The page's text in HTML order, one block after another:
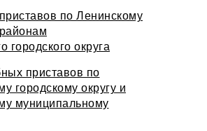
по Ленинскому
городского округа
приставов по
городскому округу и
муниципальному